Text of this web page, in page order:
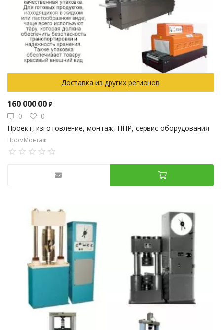
Доставка из других регионов
160 000.00 ₽
0
0
Проект, изготовление, монтаж, ПНР, сервис оборудования
ПромМонтаж